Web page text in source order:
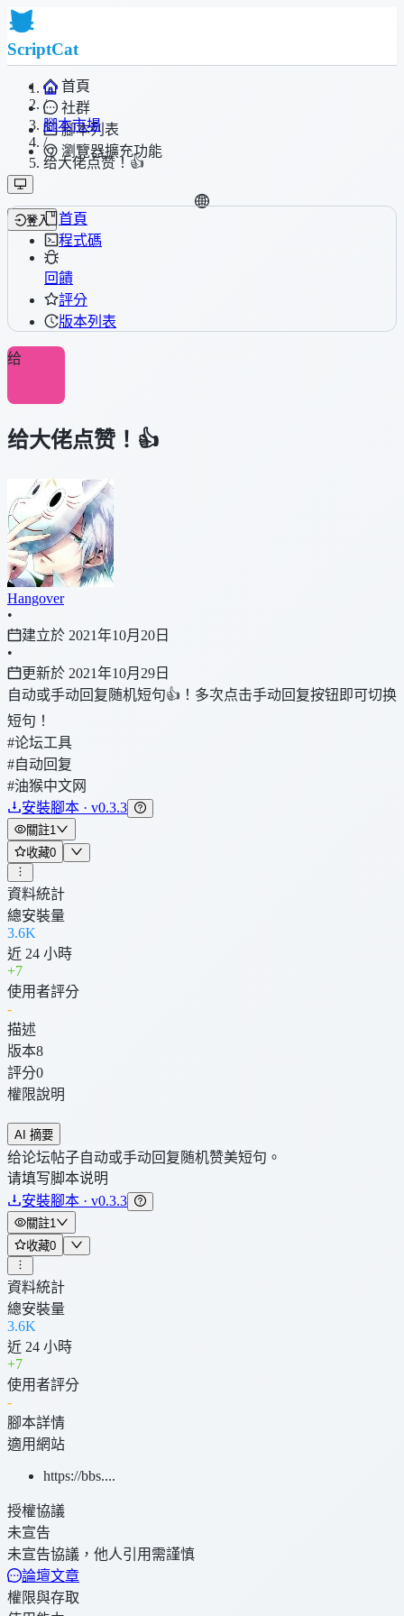
ScriptCat
首頁
社群
腳本列表
瀏覽器擴充功能
登入
/
腳本市場
/
给大佬点赞！👍
首頁
程式碼
回饋
評分
版本列表
给
给大佬点赞！👍
Hangover
•
建立於 2021年10月20日
•
更新於 2021年10月29日
自动或手动回复随机短句👍！多次点击手动回复按钮即可切换
短句！
#论坛工具
#自动回复
#油猴中文网
安裝腳本 · v0.3.3
關註1
收藏0
資料統計
總安裝量
3.6K
近 24 小時
+7
使用者評分
-
描述
版本8
評分0
權限說明
AI 摘要
给论坛帖子自动或手动回复随机赞美短句。
请填写脚本说明
安裝腳本 · v0.3.3
關註1
收藏0
資料統計
總安裝量
3.6K
近 24 小時
+7
使用者評分
-
腳本詳情
適用網站
https://bbs....
授權協議
未宣告
未宣告協議，他人引用需謹慎
論壇文章
權限與存取